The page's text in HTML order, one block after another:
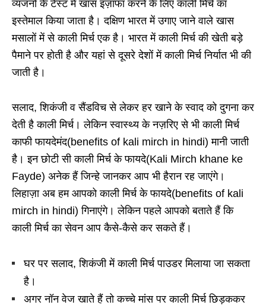
व्यंजनों के टेस्ट में खास इज़ाफा करने के लिए काली मिर्च का
इस्तेमाल किया जाता है। दक्षिण भारत में उगाए जाने वाले खास
मसालों में से काली मिर्च एक है। भारत में काली मिर्च की खेती बड़े
पैमाने पर होती है और यहां से दूसरे देशों में काली मिर्च निर्यात भी की
जाती है।
सलाद, शिकंजी व सैंडविच से लेकर हर खाने के स्वाद को दुगना कर
देती है काली मिर्च। लेकिन स्वास्थ्य के नज़रिए से भी काली मिर्च
काफी फायदेमंद(benefits of kali mirch in hindi) मानी जाती
है। इन छोटी सी काली मिर्च के फायदे(Kali Mirch khane ke
Fayde) अनेक हैं जिन्हे जानकर आप भी हैरान रह जाएंगे।
लिहाज़ा अब हम आपको काली मिर्च के फायदे(benefits of kali
mirch in hindi) गिनाएंगे। लेकिन पहले आपको बताते हैं कि
काली मिर्च का सेवन आप कैसे-कैसे कर सकते हैं।
घर पर सलाद, शिकंजी में काली मिर्च पाउडर मिलाया जा सकता
है।
अगर नॉन वेज खाते हैं तो कच्चे मांस पर काली मिर्च छिड़ककर